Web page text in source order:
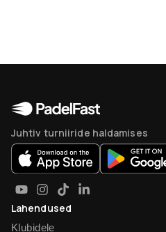
Juhtiv turniiride haldamises
Lahendused
Klubidele